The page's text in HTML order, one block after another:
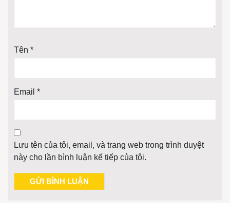
Tên *
Email *
Lưu tên của tôi, email, và trang web trong trình duyệt
này cho lần bình luận kế tiếp của tôi.